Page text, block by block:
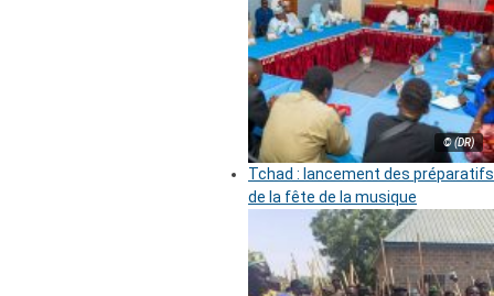
© (DR)
Tchad : lancement des préparatifs
de la fête de la musique